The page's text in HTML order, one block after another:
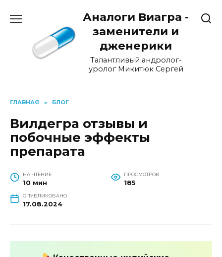
Аналоги Виагра -
заменители и
дженерики
Талантливый андролог-
уролог Микитюк Сергей
ГЛАВНАЯ » БЛОГ
Вилдегра отзывы и
побочные эффекты
препарата
НА ЧТЕНИЕ
10 мин
ПРОСМОТРОВ
185
ОПУБЛИКОВАНО
17.08.2024